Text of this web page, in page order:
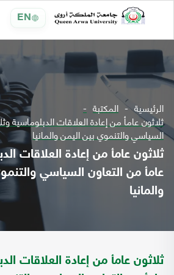
EN
الرئيسية المكتبة
ثلاثون عامأ من إعادة العلاقات الدبلوماسية
السياسي والتنموي بين اليمن والمانيا
ثلاثون عامأ من إعادة العلاقات
عامأ من التعاون السياسي
والمانيا
ثلاثون عامأ من إعادة العلاقات